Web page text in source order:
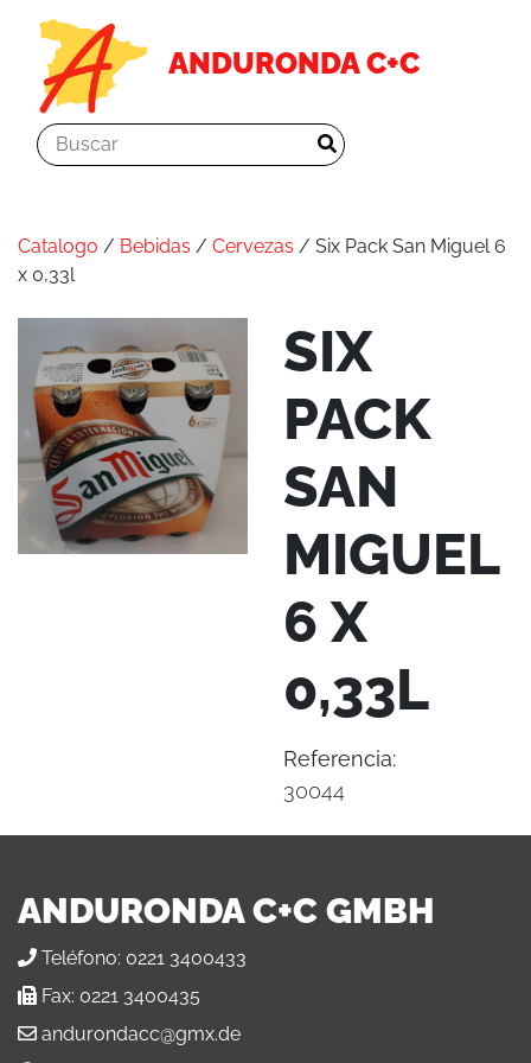
ANDURONDA C+C
Catalogo / Bebidas / Cervezas / Six Pack San Miguel 6
x 0,33l
SIX
PACK
SAN
MIGUEL
6 X
0,33L
Referencia:
30044
ANDURONDA C+C GMBH
Teléfono: 0221 3400433
Fax: 0221 3400435
andurondacc@gmx.de